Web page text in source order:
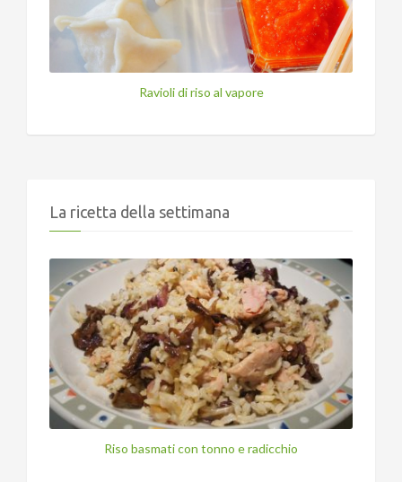
Ravioli di riso al vapore
La ricetta della settimana
Riso basmati con tonno e radicchio